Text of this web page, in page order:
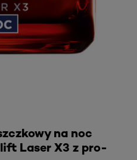
na noc
Laser X3 z pro-